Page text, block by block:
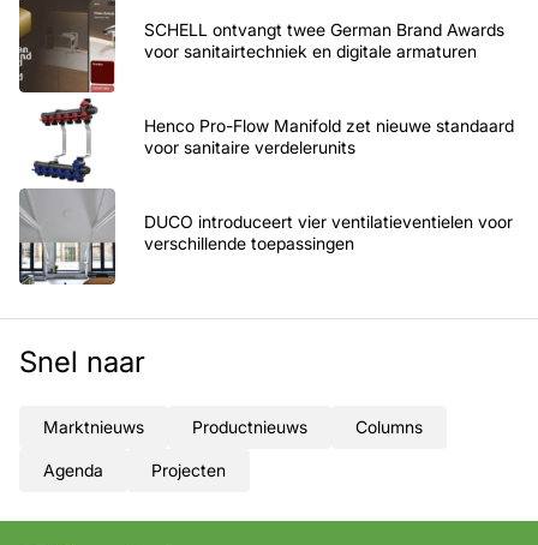
SCHELL ontvangt twee German Brand Awards
voor sanitairtechniek en digitale armaturen
Henco Pro-Flow Manifold zet nieuwe standaard
voor sanitaire verdelerunits
DUCO introduceert vier ventilatieventielen voor
verschillende toepassingen
Snel naar
Marktnieuws Productnieuws Columns
Agenda Projecten